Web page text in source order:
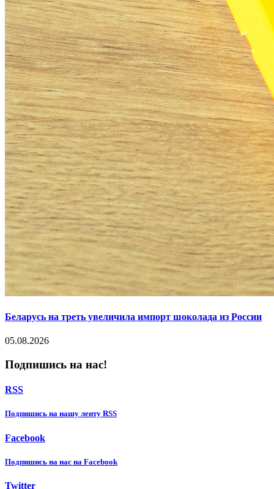
Беларусь на треть увеличила импорт шоколада из России
05.08.2026
Подпишись на нас!
RSS
Подпишиcь на нашу ленту RSS
Facebook
Подпишиcь на нас на Facebook
Twitter